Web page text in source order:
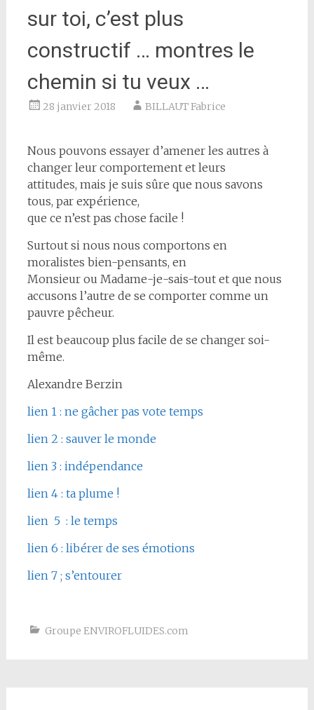
sur toi, c’est plus
constructif … montres le
chemin si tu veux …
28 janvier 2018 BILLAUT Fabrice
Nous pouvons essayer d’amener les autres à
changer leur comportement et leurs
attitudes, mais je suis sûre que nous savons
tous, par expérience,
que ce n’est pas chose facile !
Surtout si nous nous comportons en
moralistes bien-pensants, en
Monsieur ou Madame-je-sais-tout et que nous
accusons l’autre de se comporter comme un
pauvre pêcheur.
Il est beaucoup plus facile de se changer soi-
même.
Alexandre Berzin
lien 1 : ne gâcher pas vote temps
lien 2 : sauver le monde
lien 3 : indépendance
lien 4 : ta plume !
lien 5 : le temps
lien 6 : libérer de ses émotions
lien 7 ; s’entourer
Groupe ENVIROFLUIDES.com